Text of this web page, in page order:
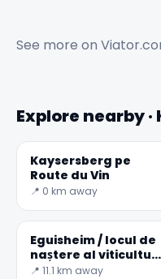
See more on
Explore nearby
Kaysersberg pe
Route du Vin
📍 0 km away
Eguisheim / locul de
naștere al viticulturii
în Alsacia
📍 11.1 km away
🏆 🏆 #1 Trip
Rated best travel
★★★★★